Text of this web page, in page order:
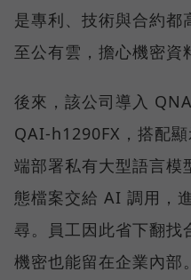
是專利、技術與合約都
至公有雲，擔心機密資
後來，該公司導入
QAI-h1290FX，搭配
端部署私有大型語言模
態檔案交給 AI 調用，
尋。員工因此省下翻找
機密也能留在企業內部。